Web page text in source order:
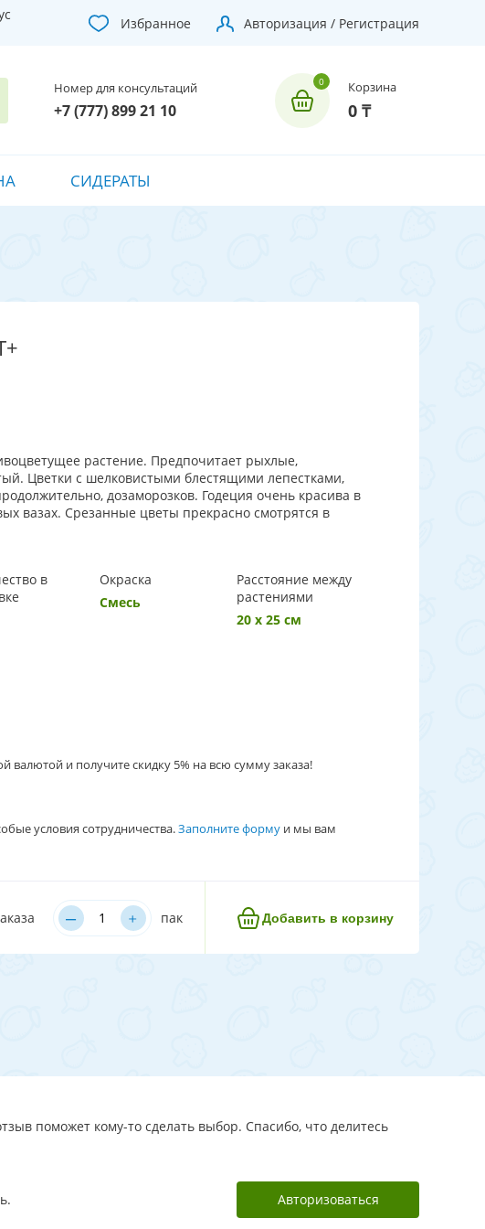
Избранное Авторизация / Регистрация
Номер для консультаций
+7 (777) 899 21 10
Корзина
0 ₸
СИДЕРАТЫ
растение. Предпочитает рыхлые,
Цветки с шелковистыми блестящими лепестками,
дозаморозков. Годеция очень красива в
вазах. Срезанные цветы прекрасно смотрятся в
в
Окраска
Смесь
Расстояние между
растениями
20 х 25 см
валютой и получите скидку 5% на всю сумму заказа!
условия сотрудничества.Заполните форму и мы вам
– ﹢ пак Добавить в корзину
поможет кому-то сделать выбор. Спасибо, что делитесь
Авторизоваться